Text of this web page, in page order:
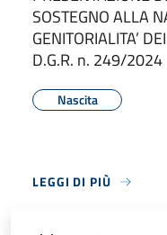
SOSTEGNO ALLA
GENITORIALITA’
D.G.R. n. 249/2024
Nascita
LEGGI DI PIÙ